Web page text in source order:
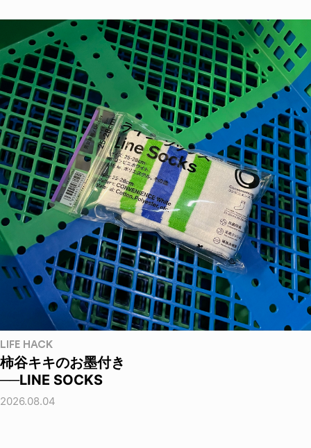
LIFE HACK
柿谷キキのお墨付き
──LINE SOCKS
2026.08.04